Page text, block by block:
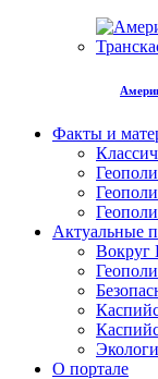
Факты и
Актуальные
Вокруг
О портале